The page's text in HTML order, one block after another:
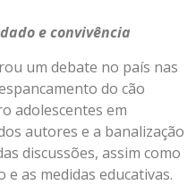
e convivência
um debate no país nas
do cão
adolescentes em
autores e a banalização
discussões, assim como
e as medidas educativas.